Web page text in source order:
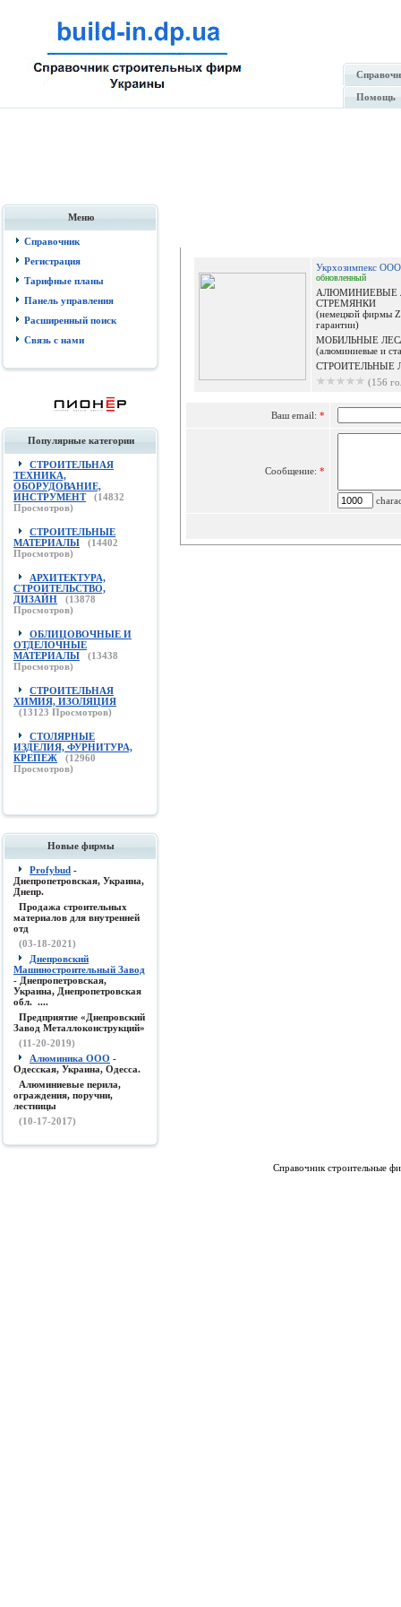
Помощь
Меню
Справочник
Регистрация
Тарифные планы
Панель управления
Расширенный поиск
Связь с нами
Популярные категории
СТРОИТЕЛЬНАЯ
ТЕХНИКА,
ОБОРУДОВАНИЕ,
ИНСТРУМЕНТ
(14832
Просмотров)
СТРОИТЕЛЬНЫЕ
МАТЕРИАЛЫ
(14402
Просмотров)
АРХИТЕКТУРА,
СТРОИТЕЛЬСТВО,
ДИЗАЙН
(13878
Просмотров)
ОБЛИЦОВОЧНЫЕ И
ОТДЕЛОЧНЫЕ
МАТЕРИАЛЫ
(13438
Просмотров)
СТРОИТЕЛЬНАЯ
ХИМИЯ, ИЗОЛЯЦИЯ
(13123 Просмотров)
СТОЛЯРНЫЕ
ИЗДЕЛИЯ, ФУРНИТУРА,
КРЕПЕЖ
(12960
Просмотров)
Новые фирмы
Profybud -
Днепропетровская, Украина,
Днепр.
Продажа строительных
материалов для внутренней
отд
(03-18-2021)
Днепровский
Машиностроительный Завод
- Днепропетровская,
Украина, Днепропетровская
обл. ....
Предприятие «Днепровский
Завод Металлоконструкций»
(11-20-2019)
Алюминика ООО -
Одесская, Украина, Одесса.
Алюминиевые перила,
ограждения, поручни,
лестницы
(10-17-2017)
Укрхозимпекс
обновленный
АЛЮМИНИЕВЫЕ
СТРЕМЯНКИ
(немецкой фирмы
гарантии)
МОБИЛЬНЫЕ
(алюминиевые и
СТРОИТЕЛЬНЫЕ
(156
Ваш email: *
Сообщение: *
Справочник строительные